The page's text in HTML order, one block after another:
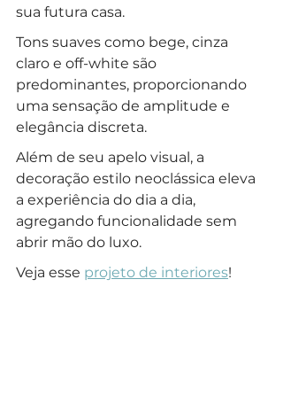
sua futura casa.
Tons suaves como bege, cinza
claro e off-white são
predominantes, proporcionando
uma sensação de amplitude e
elegância discreta.
Além de seu apelo visual, a
decoração estilo neoclássica eleva
a experiência do dia a dia,
agregando funcionalidade sem
abrir mão do luxo.
Veja esse projeto de interiores!